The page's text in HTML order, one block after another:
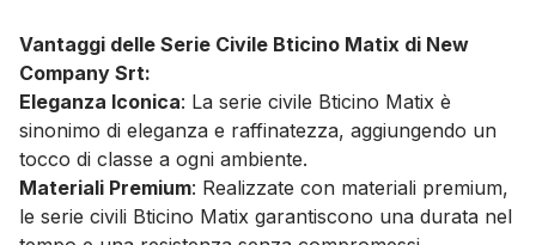
Vantaggi delle Serie Civile Bticino Matix di New
Company Srt:
Eleganza Iconica: La serie civile Bticino Matix è
sinonimo di eleganza e raffinatezza, aggiungendo un
tocco di classe a ogni ambiente.
Materiali Premium: Realizzate con materiali premium,
le serie civili Bticino Matix garantiscono una durata nel